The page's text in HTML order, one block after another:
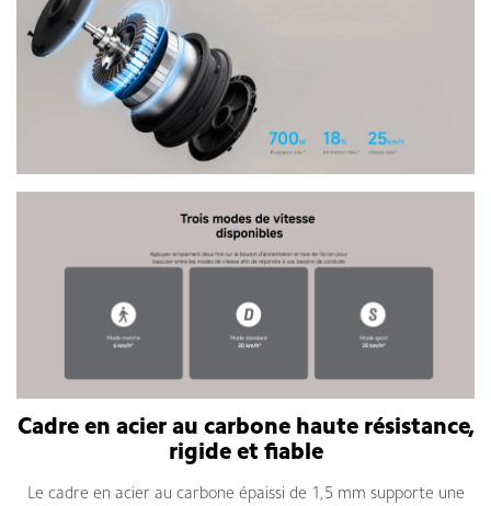
Cadre en acier au carbone haute résistance,
rigide et fiable
Le cadre en acier au carbone épaissi de 1,5 mm supporte une